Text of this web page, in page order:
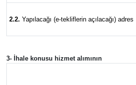
2.2. Yapılacağı (e-tekliflerin açılacağı) adres
3- İhale konusu hizmet alımının